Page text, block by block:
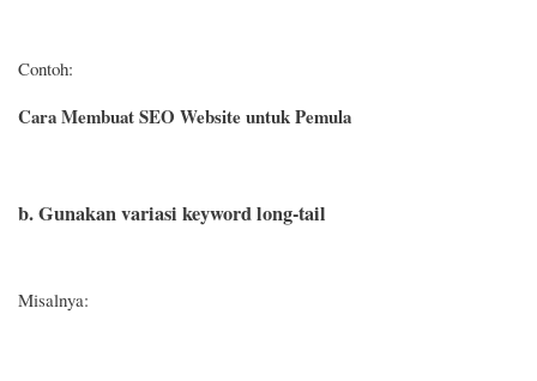
Contoh:
Cara Membuat SEO Website untuk Pemula
b. Gunakan variasi keyword long-tail
Misalnya: